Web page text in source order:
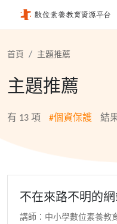
首頁 主題推薦
主題推薦
有 13 項 #個資保護 結
不在來路不明的
講師：中小學數位素養教